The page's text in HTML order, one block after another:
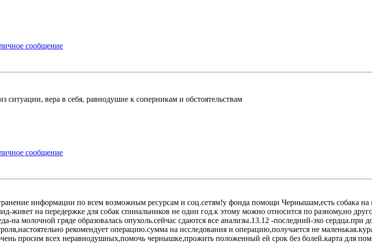
ситуации, вера в себя, равнодушие к соперникам и обстоятельствам
информации по всем возможным ресурсам и соц.сетям!у фонда помощи Чернышам,есть собака на
живет на передержке для собак спинальников не один год.к этому можно относится по разному,но
на молочной гряде образовалась опухоль.сейчас сдаются все анализы.13.12 -последний-эхо сердца.при
рекомендует операцию.сумма на исследования и операцию,получается не
просим всех неравнодушных,помочь чернышке,прожить положенный ей срок без болей.карта для